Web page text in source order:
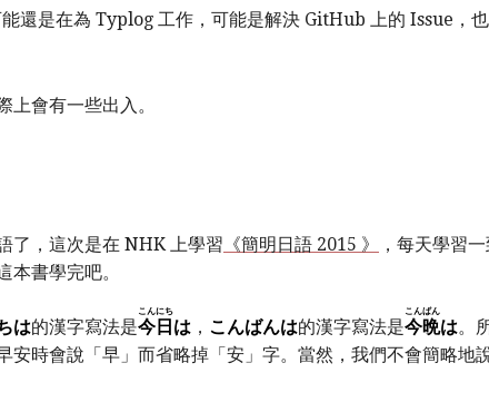
還是在為 Typlog 工作，可能是解決 GitHub 上的 Issue，
上會有一些出入。
了，這次是在 NHK 上學習 《簡明日語 2015 》
，每天學習
本書學完吧。
は的漢字寫法是今
こん
日
にち
は ， こんばんは的漢字寫法是今
こん
晩
ばん
は。
安時會說「早」而省略掉「安」字。當然，我們不會簡略地